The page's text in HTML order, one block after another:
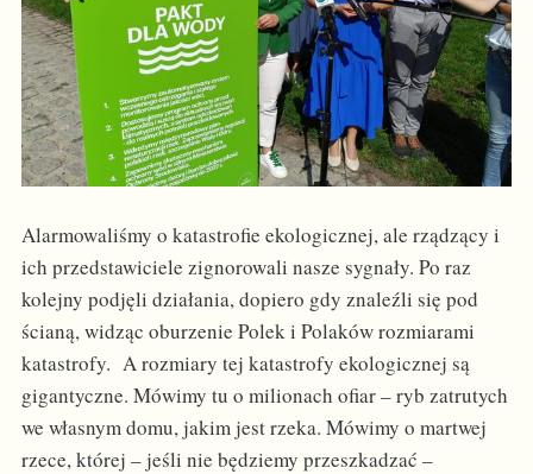
Alarmowaliśmy o katastrofie ekologicznej, ale rządzący i
ich przedstawiciele zignorowali nasze sygnały. Po raz
kolejny podjęli działania, dopiero gdy znaleźli się pod
ścianą, widząc oburzenie Polek i Polaków rozmiarami
katastrofy. A rozmiary tej katastrofy ekologicznej są
gigantyczne. Mówimy tu o milionach ofiar – ryb zatrutych
we własnym domu, jakim jest rzeka. Mówimy o martwej
rzece, której – jeśli nie będziemy przeszkadzać –